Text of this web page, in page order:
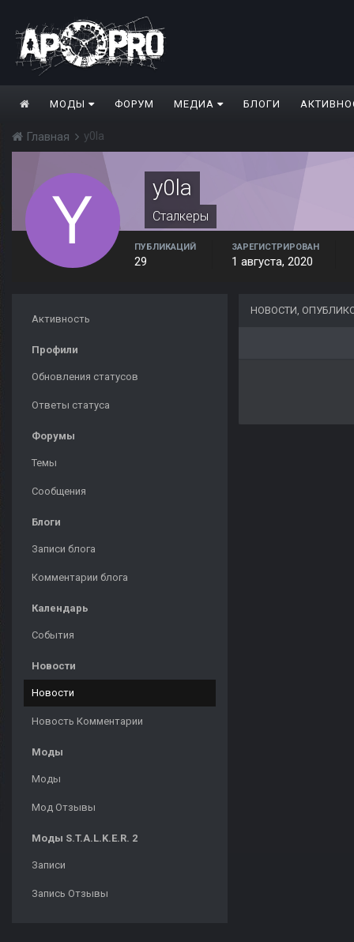
МОДЫ ФОРУМ МЕДИА БЛОГИ
Главная y0la
y0la
Сталкеры
ПУБЛИКАЦИЙ
29
ЗАРЕГИСТРИРОВАН
1 августа, 2020
Активность
Профили
Обновления статусов
Ответы статуса
Форумы
Темы
Сообщения
Блоги
Записи блога
Комментарии блога
Календарь
События
Новости
Новости
Новость Комментарии
Моды
Моды
Мод Отзывы
Моды S.T.A.L.K.E.R. 2
Записи
Запись Отзывы
НОВОСТИ,